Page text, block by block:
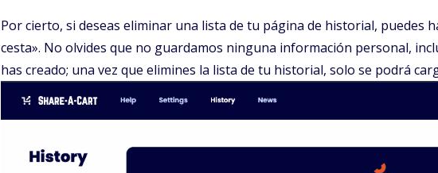
Por cierto, si deseas eliminar una lista de tu página de historial, puedes
cesta». No olvides que no guardamos ninguna información personal,
has creado; una vez que elimines la lista de tu historial, solo se podrá